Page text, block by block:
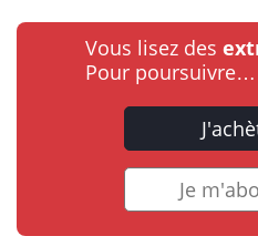
Vous lisez des
Pour poursuivre…
Je